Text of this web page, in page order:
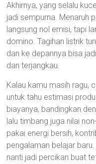
Akhirnya, yang selalu
jadi sempurna. Menaruh
langsung nol emisi, tapi
domino. Tagihan listrik
dan ke depannya bisa
dan terjangkau.
Kalau kamu masih ragu,
untuk tahu estimasi
biayanya, bandingkan
lalu timbang juga nilai
pakai energi bersih,
pengalaman belajar
nanti jadi percikan buat